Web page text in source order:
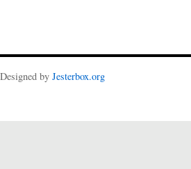
Designed by Jesterbox.org